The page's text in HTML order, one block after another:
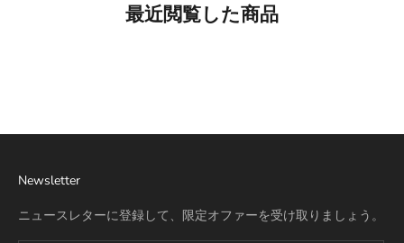
最近閲覧した商品
Newsletter
ニュースレターに登録して、限定オファーを受け取りましょう。